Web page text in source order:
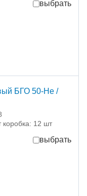
выбрать
БГО 50-Не /
коробка: 12 шт
выбрать